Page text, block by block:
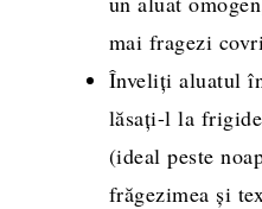
mai fragezi
Înveliți aluatul
lăsați-l la
(ideal peste
frăgezimea și